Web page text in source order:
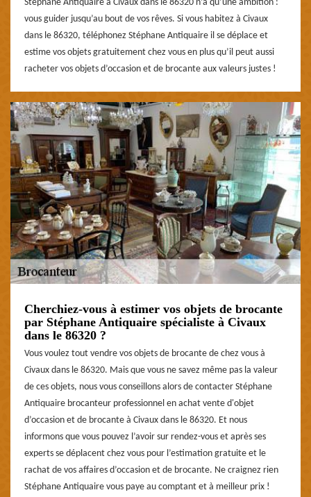
Stéphane Antiquaire à Civaux dans le 86320 n’a qu’une ambition :
vous guider jusqu’au bout de vos rêves. Si vous habitez à Civaux
dans le 86320, téléphonez Stéphane Antiquaire il se déplace et
estime vos objets gratuitement chez vous en plus qu’il peut aussi
racheter vos objets d’occasion et de brocante aux valeurs justes !
Cherchiez-vous à estimer vos objets de brocante
par Stéphane Antiquaire spécialiste à Civaux
dans le 86320 ?
Vous voulez tout vendre vos objets de brocante de chez vous à
Civaux dans le 86320. Mais que vous ne savez même pas la valeur
de ces objets, nous vous conseillons alors de contacter Stéphane
Antiquaire brocanteur professionnel en achat vente d'objet
d’occasion et de brocante à Civaux dans le 86320. Et nous
informons que vous pouvez l’avoir sur rendez-vous et après ses
experts se déplacent chez vous pour l’estimation gratuite et le
rachat de vos affaires d’occasion et de brocante. Ne craignez rien
Stéphane Antiquaire vous paye au comptant et à meilleur prix !